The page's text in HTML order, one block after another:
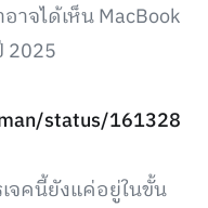
าจได้เห็น MacBook
2025
status/161328
เจคนี้ยังแค่อยู่ในขั้น